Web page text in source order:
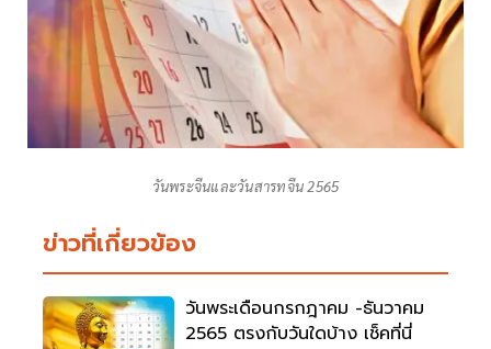
วันพระจีนและวันสารทจีน 2565
ข่าวที่เกี่ยวข้อง
วันพระเดือนกรกฎาคม -ธันวาคม
2565 ตรงกับวันใดบ้าง เช็คที่นี่